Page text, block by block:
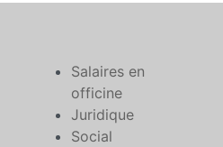
Salaires en
officine
Juridique
Social